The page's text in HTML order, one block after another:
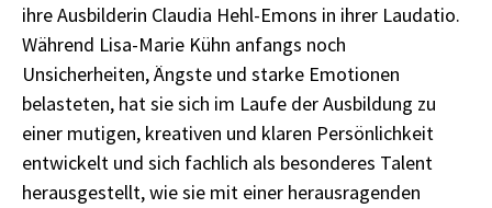
ihre Ausbilderin Claudia Hehl-Emons in ihrer Laudatio.
Während Lisa-Marie Kühn anfangs noch
Unsicherheiten, Ängste und starke Emotionen
belasteten, hat sie sich im Laufe der Ausbildung zu
einer mutigen, kreativen und klaren Persönlichkeit
entwickelt und sich fachlich als besonderes Talent
herausgestellt, wie sie mit einer herausragenden